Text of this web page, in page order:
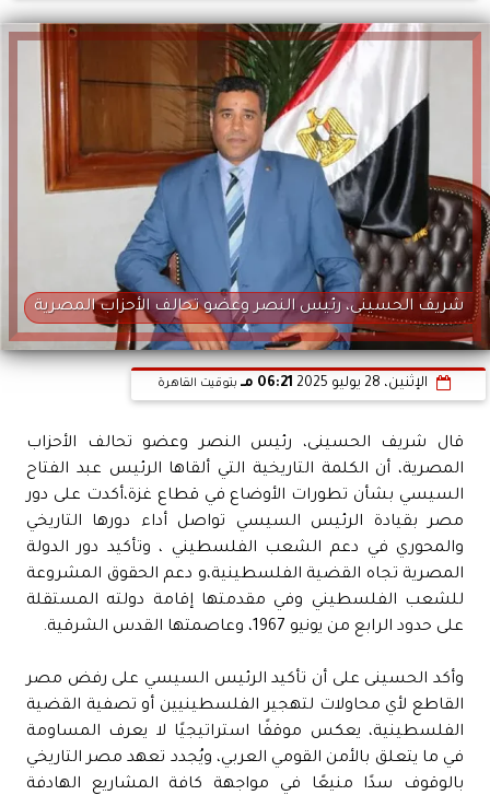
شريف الحسينى، رئيس النصر وعضو تحالف الأحزاب المصرية
الإثنين، 28 يوليو 2025 06:21 مـ بتوقيت القاهرة
قال شريف الحسينى، رئيس النصر وعضو تحالف الأحزاب
المصرية، أن الكلمة التاريخية التي ألقاها الرئيس عبد الفتاح
السيسي بشأن تطورات الأوضاع في قطاع غزة،أكدت على دور
مصر بقيادة الرئيس السيسي تواصل أداء دورها التاريخي
والمحوري في دعم الشعب الفلسطيني ، وتأكيد دور الدولة
المصرية تجاه القضية الفلسطينية،و دعم الحقوق المشروعة
للشعب الفلسطيني وفي مقدمتها إقامة دولته المستقلة
على حدود الرابع من يونيو 1967، وعاصمتها القدس الشرقية.
وأكد الحسينى على أن تأكيد الرئيس السيسي على رفض مصر
القاطع لأي محاولات لتهجير الفلسطينيين أو تصفية القضية
الفلسطينية، يعكس موقفًا استراتيجيًا لا يعرف المساومة
في ما يتعلق بالأمن القومي العربي، ويُجدد تعهد مصر التاريخي
بالوقوف سدًا منيعًا في مواجهة كافة المشاريع الهادفة